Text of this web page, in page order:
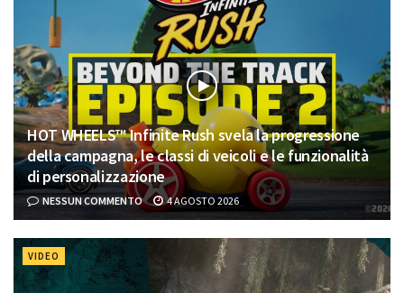
HOT WHEELS™ Infinite Rush svela la progressione
della campagna, le classi di veicoli e le funzionalità
di personalizzazione
NESSUN COMMENTO 4 AGOSTO 2026
VIDEO